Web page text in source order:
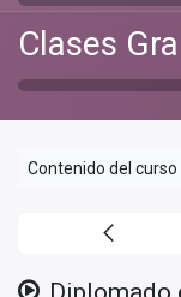
Contenido del curso